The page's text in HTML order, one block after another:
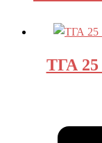
ТГА 25